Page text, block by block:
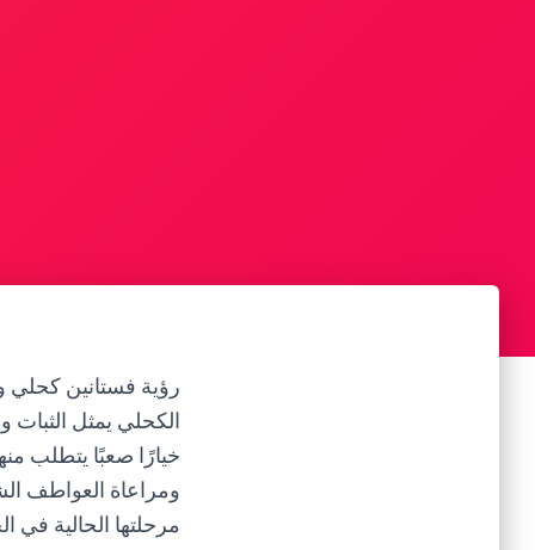
رؤية فستانين كحلي
الكحلي يمثل الثبات
خيارًا صعبًا يتطلب
ومراعاة العواطف
مرحلتها الحالية في